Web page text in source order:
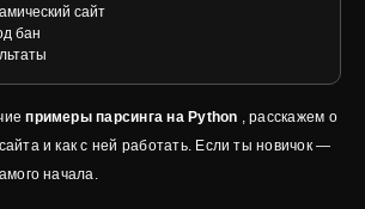
сайт
бан
примеры парсинга на Python
, расскажем о
и как с ней работать. Если ты новичок —
начала.